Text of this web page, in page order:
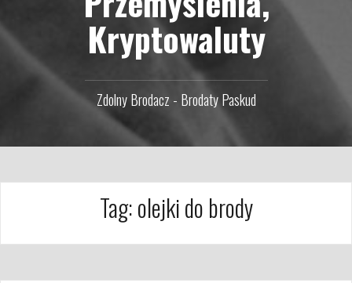
Kryptowaluty
Zdolny Brodacz - Brodaty Paskud
Tag:olejki do brody